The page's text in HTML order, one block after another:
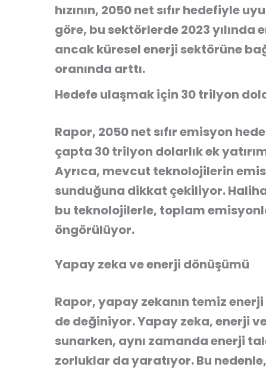
hızının, 2050 net sıfır hedefiyle
göre, bu sektörlerde 2023 yılında
ancak küresel enerji sektörüne
oranında arttı.
Hedefe ulaşmak için 30 trilyon
Rapor, 2050 net sıfır emisyon
çapta 30 trilyon dolarlık ek
Ayrıca, mevcut teknolojilerin
sunduğuna dikkat çekiliyor.
bu teknolojilerle, toplam
öngörülüyor.
Yapay zeka ve enerji dönüşümü
Rapor,yapay zekanın temiz
de değiniyor. Yapay zeka, enerji
sunarken, aynı zamanda enerji
zorluklar da yaratıyor. Bu